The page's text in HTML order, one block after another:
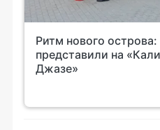
Ритм нового
представили на
Джазе»